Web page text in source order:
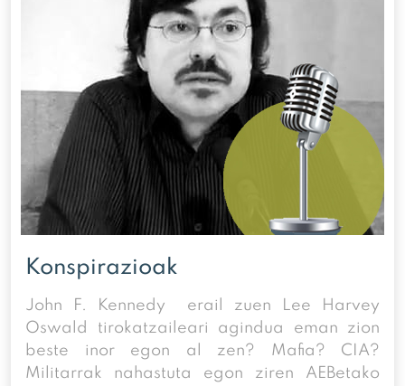
Konspirazioak
John F. Kennedy erail zuen Lee Harvey
Oswald tirokatzaileari agindua eman zion
beste inor egon al zen? Mafia? CIA?
Militarrak nahastuta egon ziren AEBetako